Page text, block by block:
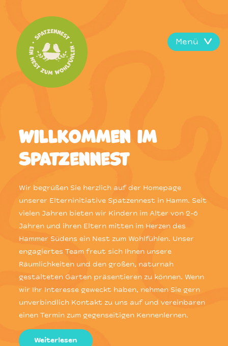
Navigation
überspringen
Menü
Willkommen im
Spatzennest
Wir begrüßen Sie herzlich auf der Homepage
unserer Elterninitiative Spatzennest in Hamm. Seit
vielen Jahren bieten wir Kindern im Alter von 2-6
Jahren und ihren Eltern mitten im Herzen des
Hammer Südens ein Nest zum Wohlfühlen. Unser
engagiertes Team freut sich Ihnen unsere
Räumlichkeiten und den großen, naturnah
gestalteten Garten präsentieren zu können. Wenn
wir Ihr Interesse geweckt haben, nehmen Sie gern
unverbindlich Kontakt zu uns auf und vereinbaren
einen Termin zum gegenseitigen Kennenlernen.
Weiterlesen